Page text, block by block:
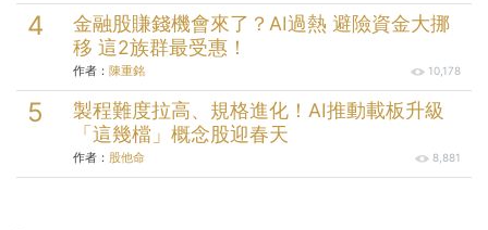
金融股賺錢機會來了？AI過熱 避險資金大挪
移 這2族群最受惠！
作者： 陳重銘 10,178
製程難度拉高、規格進化！AI推動載板升級
「這幾檔」概念股迎春天
作者： 股他命 8,881